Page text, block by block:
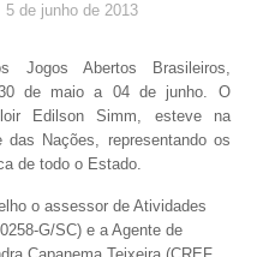
5 de junho de 2013
Jogos Abertos Brasileiros,
de maio a 04 de junho. O
Edilson Simm, esteve na
Nações, representando os
de todo o Estado.
o assessor de Atividades
G/SC) e a Agente de